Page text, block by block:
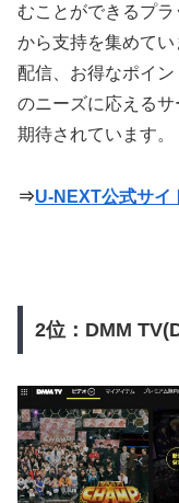
むことができるプ
から支持を集めて
配信、お得なポイ
のニーズに応える
期待されています。
⇒U-NEXT公式サイ
2位：DMM